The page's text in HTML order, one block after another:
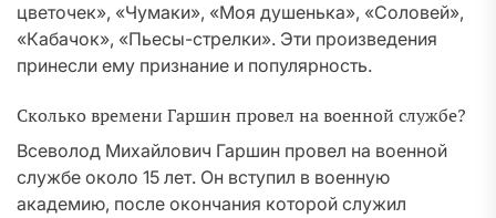
цветочек», «Чумаки», «Моя душенька», «Соловей»,
«Кабачок», «Пьесы-стрелки». Эти произведения
принесли ему признание и популярность.
Сколько времени Гаршин провел на военной службе?
Всеволод Михайлович Гаршин провел на военной
службе около 15 лет. Он вступил в военную
академию, после окончания которой служил